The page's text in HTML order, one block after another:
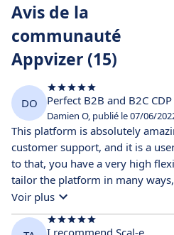
Avis de la
communauté
Appvizer (15)
DO Perfect B2B and B2C CDP
Damien O, publié le 07/06/
This platform is absolutely
customer support, and it is a
to that, you have a very high
tailor the platform in many
Voir plus